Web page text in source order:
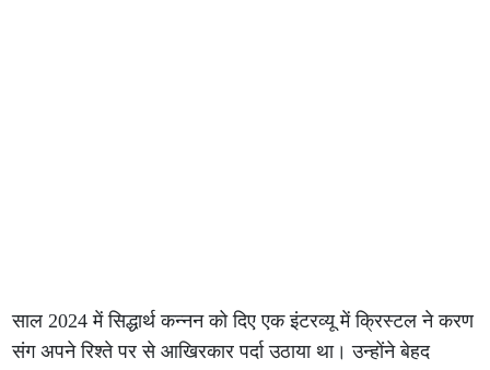
साल 2024 में सिद्धार्थ कन्नन को दिए एक इंटरव्यू में क्रिस्टल ने करण
संग अपने रिश्ते पर से आखिरकार पर्दा उठाया था। उन्होंने बेहद